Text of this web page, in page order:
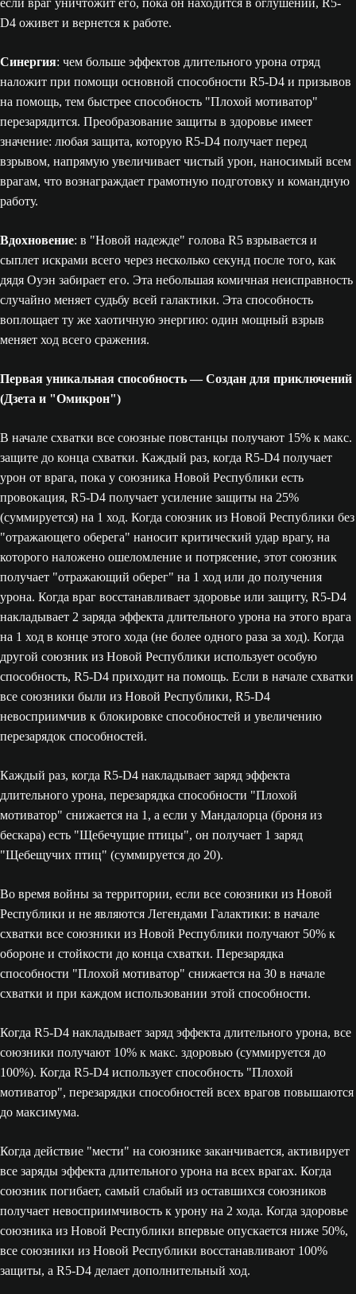
если враг уничтожит его, пока он находится в оглушении, R5-
D4 оживет и вернется к работе.
Синергия: чем больше эффектов длительного урона отряд
наложит при помощи основной способности R5-D4 и призывов
на помощь, тем быстрее способность "Плохой мотиватор"
перезарядится. Преобразование защиты в здоровье имеет
значение: любая защита, которую R5-D4 получает перед
взрывом, напрямую увеличивает чистый урон, наносимый всем
врагам, что вознаграждает грамотную подготовку и командную
работу.
Вдохновение: в "Новой надежде" голова R5 взрывается и
сыплет искрами всего через несколько секунд после того, как
дядя Оуэн забирает его. Эта небольшая комичная неисправность
случайно меняет судьбу всей галактики. Эта способность
воплощает ту же хаотичную энергию: один мощный взрыв
меняет ход всего сражения.
Первая уникальная способность — Создан для приключений
(Дзета и "Омикрон")
В начале схватки все союзные повстанцы получают 15% к макс.
защите до конца схватки. Каждый раз, когда R5-D4 получает
урон от врага, пока у союзника Новой Республики есть
провокация, R5-D4 получает усиление защиты на 25%
(суммируется) на 1 ход. Когда союзник из Новой Республики без
"отражающего оберега" наносит критический удар врагу, на
которого наложено ошеломление и потрясение, этот союзник
получает "отражающий оберег" на 1 ход или до получения
урона. Когда враг восстанавливает здоровье или защиту, R5-D4
накладывает 2 заряда эффекта длительного урона на этого врага
на 1 ход в конце этого хода (не более одного раза за ход). Когда
другой союзник из Новой Республики использует особую
способность, R5-D4 приходит на помощь. Если в начале схватки
все союзники были из Новой Республики, R5-D4
невосприимчив к блокировке способностей и увеличению
перезарядок способностей.
Каждый раз, когда R5-D4 накладывает заряд эффекта
длительного урона, перезарядка способности "Плохой
мотиватор" снижается на 1, а если у Мандалорца (броня из
бескара) есть "Щебечущие птицы", он получает 1 заряд
"Щебещучих птиц" (суммируется до 20).
Во время войны за территории, если все союзники из Новой
Республики и не являются Легендами Галактики: в начале
схватки все союзники из Новой Республики получают 50% к
обороне и стойкости до конца схватки. Перезарядка
способности "Плохой мотиватор" снижается на 30 в начале
схватки и при каждом использовании этой способности.
Когда R5-D4 накладывает заряд эффекта длительного урона, все
союзники получают 10% к макс. здоровью (суммируется до
100%). Когда R5-D4 использует способность "Плохой
мотиватор", перезарядки способностей всех врагов повышаются
до максимума.
Когда действие "мести" на союзнике заканчивается, активирует
все заряды эффекта длительного урона на всех врагах. Когда
союзник погибает, самый слабый из оставшихся союзников
получает невосприимчивость к урону на 2 хода. Когда здоровье
союзника из Новой Республики впервые опускается ниже 50%,
все союзники из Новой Республики восстанавливают 100%
защиты, а R5-D4 делает дополнительный ход.